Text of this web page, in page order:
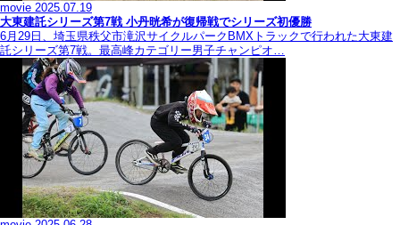
movie 2025.07.19
大東建託シリーズ第7戦 ⼩丹晄希が復帰戦でシリーズ初優勝
6月29日、埼玉県秩父市滝沢サイクルパークBMXトラックで行われた大東建
託シリーズ第7戦。最高峰カテゴリー男子チャンピオ…